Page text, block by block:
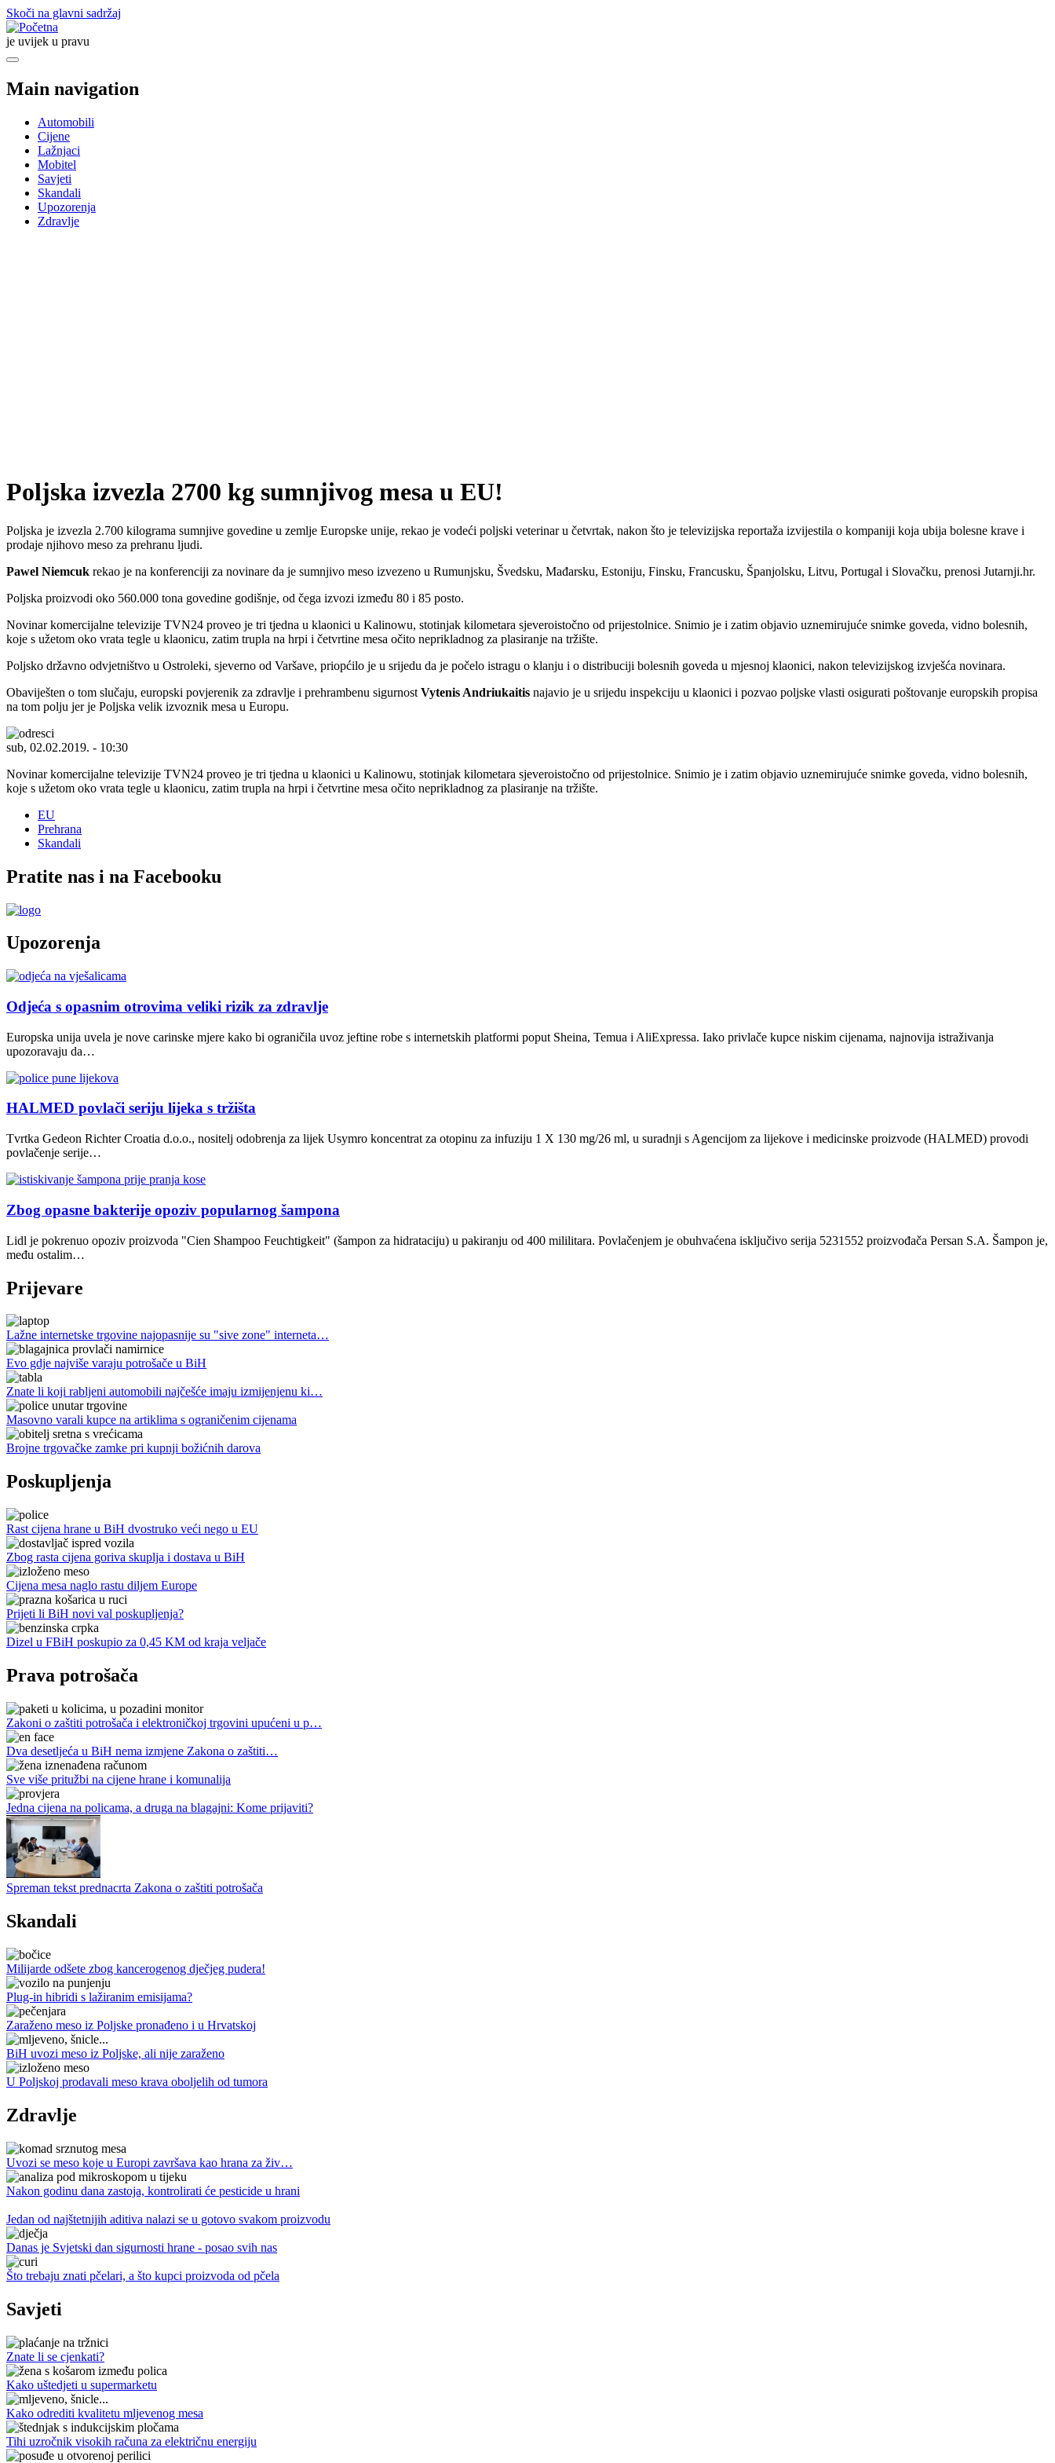
Skoči na glavni sadržaj
je uvijek u pravu
Main navigation
Automobili
Cijene
Lažnjaci
Mobitel
Savjeti
Skandali
Upozorenja
Zdravlje
Poljska izvezla 2700 kg sumnjivog mesa u EU!
Poljska je izvezla 2.700 kilograma sumnjive govedine u zemlje Europske unije, rekao je vodeći poljski veterinar u četvrtak, nakon što je televizijska reportaža izvijestila o kompaniji koja ubija bolesne krave i
prodaje njihovo meso za prehranu ljudi.
Pawel Niemcuk rekao je na konferenciji za novinare da je sumnjivo meso izvezeno u Rumunjsku, Švedsku, Mađarsku, Estoniju, Finsku, Francusku, Španjolsku, Litvu, Portugal i Slovačku, prenosi Jutarnji.hr.
Poljska proizvodi oko 560.000 tona govedine godišnje, od čega izvozi između 80 i 85 posto.
Novinar komercijalne televizije TVN24 proveo je tri tjedna u klaonici u Kalinowu, stotinjak kilometara sjeveroistočno od prijestolnice. Snimio je i zatim objavio uznemirujuće snimke goveda, vidno bolesnih,
koje s užetom oko vrata tegle u klaonicu, zatim trupla na hrpi i četvrtine mesa očito neprikladnog za plasiranje na tržište.
Poljsko državno odvjetništvo u Ostroleki, sjeverno od Varšave, priopćilo je u srijedu da je počelo istragu o klanju i o distribuciji bolesnih goveda u mjesnoj klaonici, nakon televizijskog izvješća novinara.
Obaviješten o tom slučaju, europski povjerenik za zdravlje i prehrambenu sigurnost Vytenis Andriukaitis najavio je u srijedu inspekciju u klaonici i pozvao poljske vlasti osigurati poštovanje europskih propisa
na tom polju jer je Poljska velik izvoznik mesa u Europu.
sub, 02.02.2019. - 10:30
Novinar komercijalne televizije TVN24 proveo je tri tjedna u klaonici u Kalinowu, stotinjak kilometara sjeveroistočno od prijestolnice. Snimio je i zatim objavio uznemirujuće snimke goveda, vidno bolesnih,
koje s užetom oko vrata tegle u klaonicu, zatim trupla na hrpi i četvrtine mesa očito neprikladnog za plasiranje na tržište.
EU
Prehrana
Skandali
Pratite nas i na Facebooku
Upozorenja
Odjeća s opasnim otrovima veliki rizik za zdravlje
Europska unija uvela je nove carinske mjere kako bi ograničila uvoz jeftine robe s internetskih platformi poput Sheina, Temua i AliExpressa. Iako privlače kupce niskim cijenama, najnovija istraživanja
upozoravaju da…
HALMED povlači seriju lijeka s tržišta
Tvrtka Gedeon Richter Croatia d.o.o., nositelj odobrenja za lijek Usymro koncentrat za otopinu za infuziju 1 X 130 mg/26 ml, u suradnji s Agencijom za lijekove i medicinske proizvode (HALMED) provodi
povlačenje serije…
Zbog opasne bakterije opoziv popularnog šampona
Lidl je pokrenuo opoziv proizvoda "Cien Shampoo Feuchtigkeit" (šampon za hidrataciju) u pakiranju od 400 mililitara. Povlačenjem je obuhvaćena isključivo serija 5231552 proizvođača Persan S.A. Šampon je,
među ostalim…
Prijevare
Lažne internetske trgovine najopasnije su "sive zone" interneta…
Evo gdje najviše varaju potrošače u BiH
Znate li koji rabljeni automobili najčešće imaju izmijenjenu ki…
Masovno varali kupce na artiklima s ograničenim cijenama
Brojne trgovačke zamke pri kupnji božićnih darova
Poskupljenja
Rast cijena hrane u BiH dvostruko veći nego u EU
Zbog rasta cijena goriva skuplja i dostava u BiH
Cijena mesa naglo rastu diljem Europe
Prijeti li BiH novi val poskupljenja?
Dizel u FBiH poskupio za 0,45 KM od kraja veljače
Prava potrošača
Zakoni o zaštiti potrošača i elektroničkoj trgovini upućeni u p…
Dva desetljeća u BiH nema izmjene Zakona o zaštiti…
Sve više pritužbi na cijene hrane i komunalija
Jedna cijena na policama, a druga na blagajni: Kome prijaviti?
Spreman tekst prednacrta Zakona o zaštiti potrošača
Skandali
Milijarde odšete zbog kancerogenog dječjeg pudera!
Plug-in hibridi s lažiranim emisijama?
Zaraženo meso iz Poljske pronađeno i u Hrvatskoj
BiH uvozi meso iz Poljske, ali nije zaraženo
U Poljskoj prodavali meso krava oboljelih od tumora
Zdravlje
Uvozi se meso koje u Europi završava kao hrana za živ…
Nakon godinu dana zastoja, kontrolirati će pesticide u hrani
Jedan od najštetnijih aditiva nalazi se u gotovo svakom proizvodu
Danas je Svjetski dan sigurnosti hrane - posao svih nas
Što trebaju znati pčelari, a što kupci proizvoda od pčela
Savjeti
Znate li se cjenkati?
Kako uštedjeti u supermarketu
Kako odrediti kvalitetu mljevenog mesa
Tihi uzročnik visokih računa za električnu energiju